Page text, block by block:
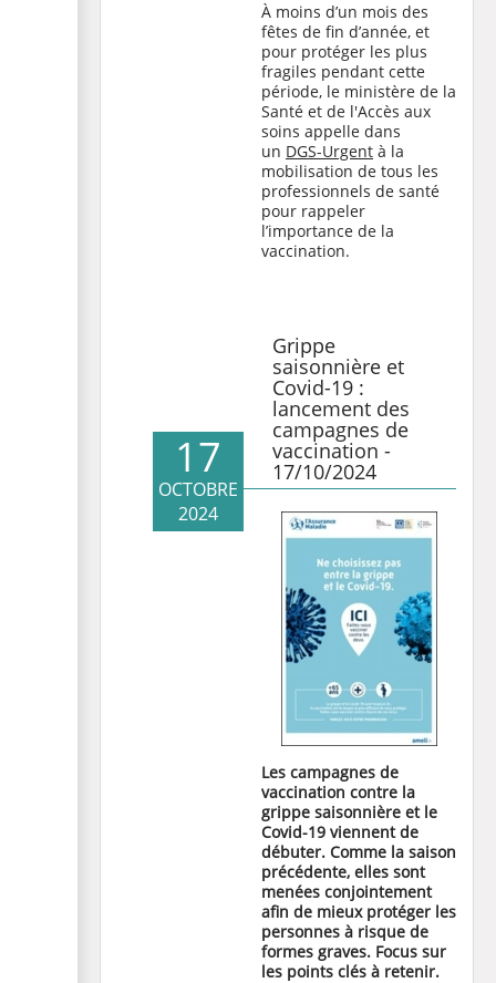
À moins d’un mois des
fêtes de fin d’année, et
pour protéger les plus
fragiles pendant cette
période, le ministère de la
Santé et de l'Accès aux
soins appelle dans
un DGS-Urgent à la
mobilisation de tous les
professionnels de santé
pour rappeler
l’importance de la
vaccination.
Grippe
saisonnière et
Covid-19 :
lancement des
campagnes de
vaccination -
17/10/2024
17
OCTOBRE
2024
Les campagnes de
vaccination contre la
grippe saisonnière et le
Covid-19 viennent de
débuter. Comme la saison
précédente, elles sont
menées conjointement
afin de mieux protéger les
personnes à risque de
formes graves. Focus sur
les points clés à retenir.